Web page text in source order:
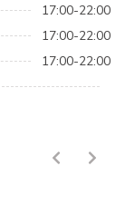
17:00-22:00
17:00-22:00
17:00-22:00